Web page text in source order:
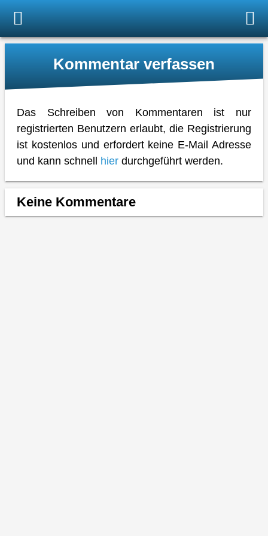
Kommentar verfassen
Das Schreiben von Kommentaren ist nur
registrierten Benutzern erlaubt, die Registrierung
ist kostenlos und erfordert keine E-Mail Adresse
und kann schnell hier durchgeführt werden.
Keine Kommentare